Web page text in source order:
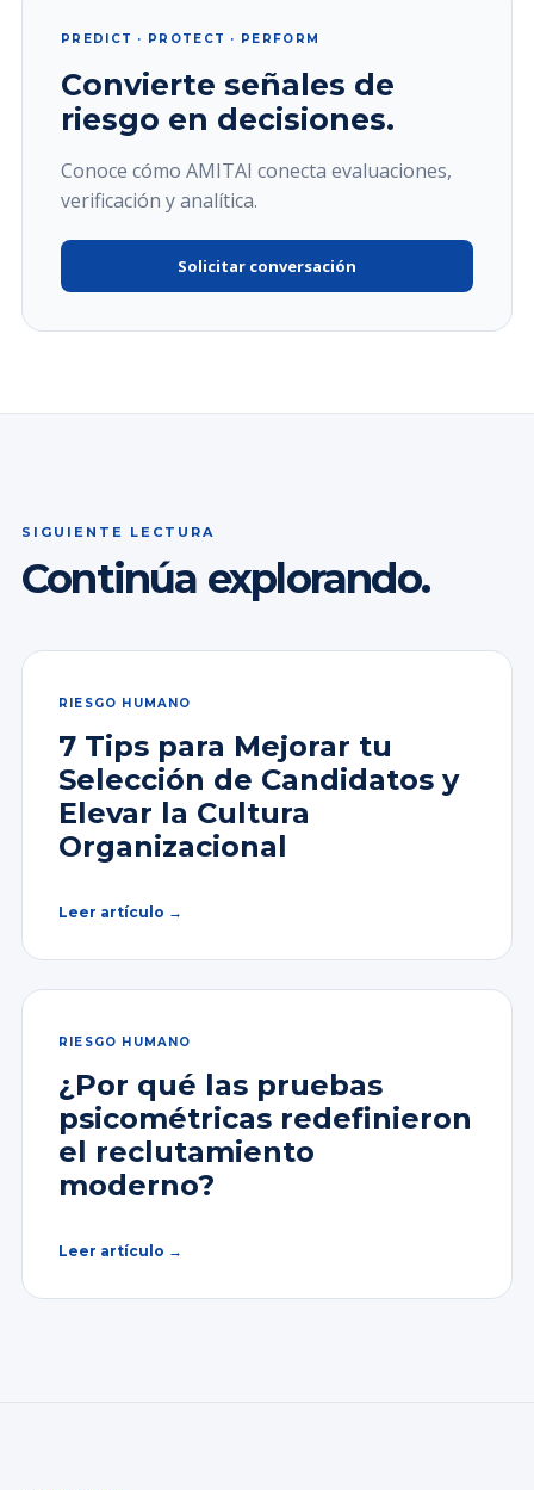
PREDICT · PROTECT · PERFORM
Convierte señales de
riesgo en decisiones.
Conoce cómo AMITAI conecta evaluaciones,
verificación y analítica.
Solicitar conversación
SIGUIENTE LECTURA
Continúa explorando.
RIESGO HUMANO
7 Tips para Mejorar tu
Selección de Candidatos y
Elevar la Cultura
Organizacional
Leer artículo →
RIESGO HUMANO
¿Por qué las pruebas
psicométricas redefinieron
el reclutamiento
moderno?
Leer artículo →